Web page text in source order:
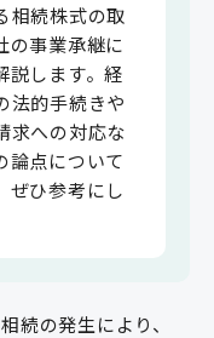
相続株式の取
の事業承継に
説します。経
法的手続きや
求への対応な
論点について
ぜひ参考にし
続の発生により、